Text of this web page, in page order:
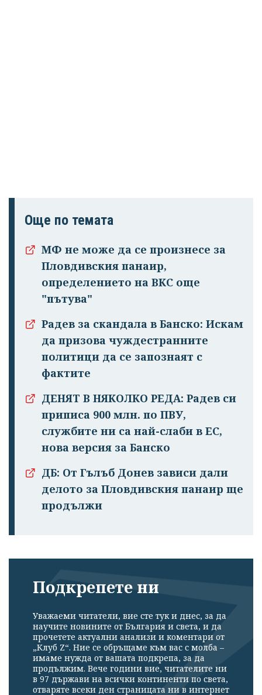
Още по темата
МФ не може да се произнесе за
Пловдивския панаир,
определението на ВКС още
"пътува"
Радев за скандала в Банско: Искам
да призова чуждестранните
политици да се запознаят с
фактите
ДЕНЯТ В НЯКОЛКО РЕДА: Радев си
приписа 900 млн. по ПВУ,
службите ни са най-слаби в ЕС,
нова версия за Банско
ДБ: От Гълъб Донев зависи дали
делото за Пловдивския панаир ще
продължи
Подкрепете ни
Уважаеми читатели, вие сте тук и днес, за да
научите новините от България и света, и да
прочетете актуални анализи и коментари от
„Клуб Z“. Ние се обръщаме към вас с молба –
имаме нужда от вашата подкрепа, за да
продължим. Вече години вие, читателите ни
в 97 държави на всички континенти по света,
отваряте всеки ден страницата ни в интернет